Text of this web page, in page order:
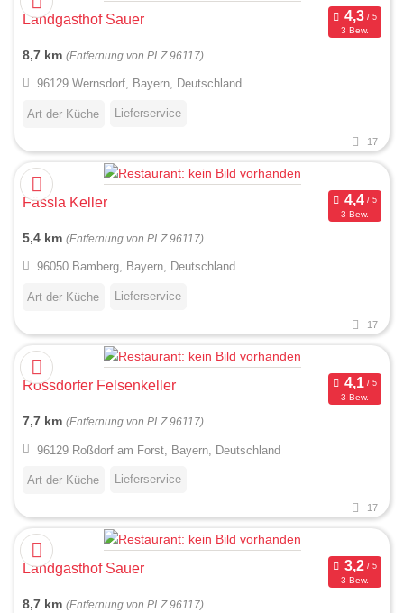
Landgasthof Sauer
3 Bew.
8,7 km (Entfernung von PLZ 96117)
96129 Wernsdorf, Bayern, Deutschland
Art der Küche Lieferservice
17
Fässla Keller
3 Bew.
5,4 km (Entfernung von PLZ 96117)
96050 Bamberg, Bayern, Deutschland
Art der Küche Lieferservice
17
Rossdorfer Felsenkeller
3 Bew.
7,7 km (Entfernung von PLZ 96117)
96129 Roßdorf am Forst, Bayern, Deutschland
Art der Küche Lieferservice
17
Landgasthof Sauer
3 Bew.
8,7 km (Entfernung von PLZ 96117)